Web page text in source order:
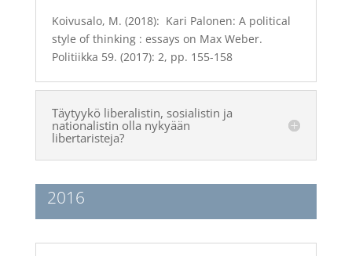
Koivusalo, M. (2018): Kari Palonen: A political
style of thinking : essays on Max Weber.
Politiikka 59. (2017): 2, pp. 155-158
Täytyykö liberalistin, sosialistin ja
nationalistin olla nykyään
libertaristeja?
2016